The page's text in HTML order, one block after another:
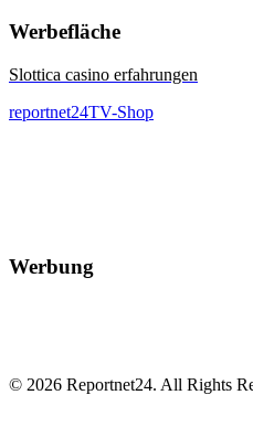
Werbefläche
Slottica casino erfahrungen
reportnet24TV-Shop
Werbung
© 2026 Reportnet24. All Rights